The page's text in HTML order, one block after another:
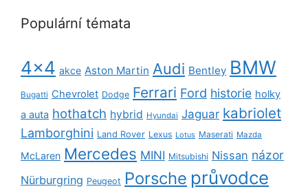
Populární témata
4x4 akce Aston Martin Audi Bentley BMW
Bugatti Chevrolet Dodge Ferrari Ford historie holky
a auta hothatch hybrid Hyundai Jaguar kabriolet
Lamborghini Land Rover Lexus Lotus Maserati Mazda
McLaren Mercedes MINI Mitsubishi Nissan názor
Nürburgring Peugeot Porsche průvodce